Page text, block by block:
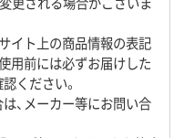
イト上の商品情報の表記
用前には必ずお届けした
ください。
、メーカー等にお問い合